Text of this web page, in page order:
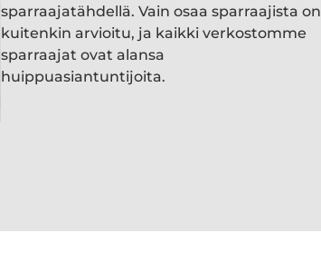
sparraajatähdellä. Vain osaa sparraajista on
kuitenkin arvioitu, ja kaikki verkostomme
sparraajat ovat alansa
huippuasiantuntijoita.